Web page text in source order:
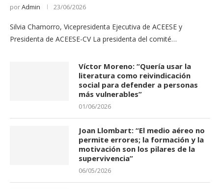
porAdmin 23/06/2026
Silvia Chamorro, Vicepresidenta Ejecutiva de ACEESE y
Presidenta de ACEESE-CV La presidenta del comité…
Víctor Moreno: “Quería usar la
literatura como reivindicación
social para defender a personas
más vulnerables”
01/06/2026
Joan Llombart: “El medio aéreo no
permite errores; la formación y la
motivación son los pilares de la
supervivencia”
06/05/2026